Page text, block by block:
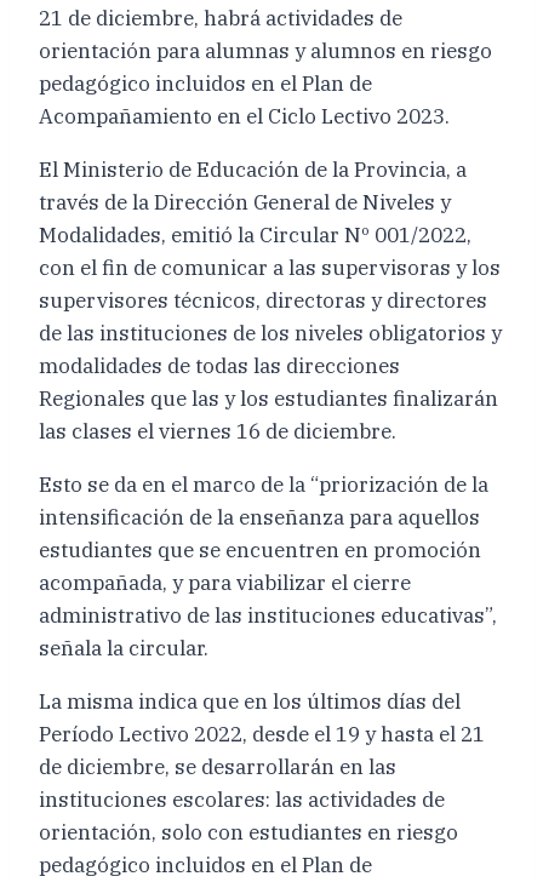
21 de diciembre, habrá actividades de
orientación para alumnas y alumnos en riesgo
pedagógico incluidos en el Plan de
Acompañamiento en el Ciclo Lectivo 2023.
El Ministerio de Educación de la Provincia, a
través de la Dirección General de Niveles y
Modalidades, emitió la Circular Nº 001/2022,
con el fin de comunicar a las supervisoras y los
supervisores técnicos, directoras y directores
de las instituciones de los niveles obligatorios y
modalidades de todas las direcciones
Regionales que las y los estudiantes finalizarán
las clases el viernes 16 de diciembre.
Esto se da en el marco de la “priorización de la
intensificación de la enseñanza para aquellos
estudiantes que se encuentren en promoción
acompañada, y para viabilizar el cierre
administrativo de las instituciones educativas”,
señala la circular.
La misma indica que en los últimos días del
Período Lectivo 2022, desde el 19 y hasta el 21
de diciembre, se desarrollarán en las
instituciones escolares: las actividades de
orientación, solo con estudiantes en riesgo
pedagógico incluidos en el Plan de